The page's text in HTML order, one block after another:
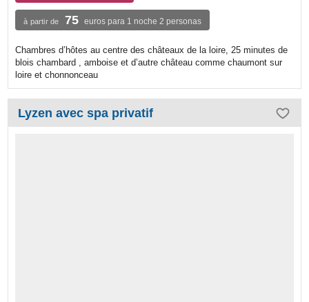
à partir de 75 euros para 1 noche 2 personas
Chambres d’hôtes au centre des châteaux de la loire, 25 minutes de
blois chambard , amboise et d’autre château comme chaumont sur
loire et chonnonceau
Lyzen avec spa privatif